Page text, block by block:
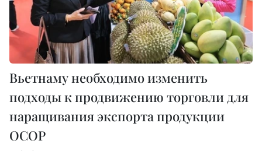
Вьетнаму необходимо изменить
подходы к продвижению торговли для
наращивания экспорта продукции
OCOP